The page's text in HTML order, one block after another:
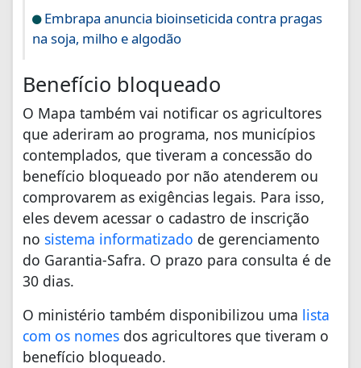
Embrapa anuncia bioinseticida contra pragas
na soja, milho e algodão
Benefício bloqueado
O Mapa também vai notificar os agricultores
que aderiram ao programa, nos municípios
contemplados, que tiveram a concessão do
benefício bloqueado por não atenderem ou
comprovarem as exigências legais. Para isso,
eles devem acessar o cadastro de inscrição
no sistema informatizado de gerenciamento
do Garantia-Safra. O prazo para consulta é de
30 dias.
O ministério também disponibilizou uma lista
com os nomes dos agricultores que tiveram o
benefício bloqueado.